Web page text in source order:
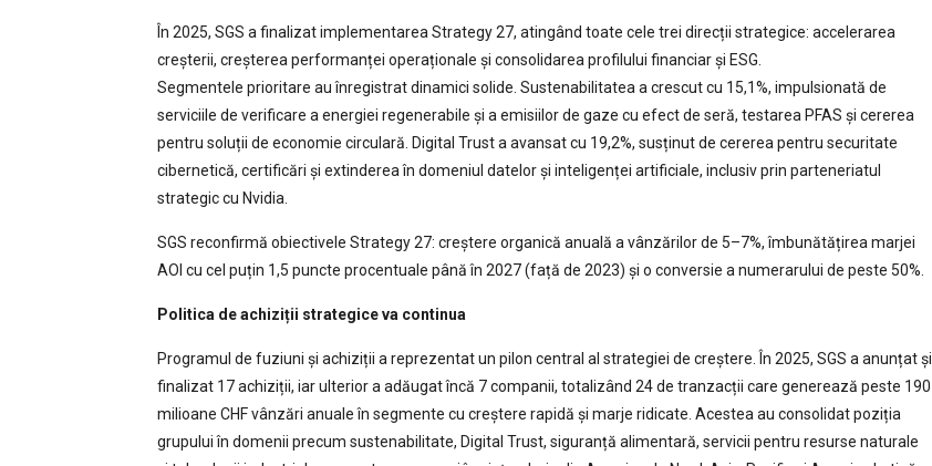
În 2025, SGS a finalizat implementarea Strategy 27, atingând toate cele trei direcții strategice: accelerarea
creșterii, creșterea performanței operaționale și consolidarea profilului financiar și ESG.
Segmentele prioritare au înregistrat dinamici solide. Sustenabilitatea a crescut cu 15,1%, impulsionată de
serviciile de verificare a energiei regenerabile și a emisiilor de gaze cu efect de seră, testarea PFAS și cererea
pentru soluții de economie circulară. Digital Trust a avansat cu 19,2%, susținut de cererea pentru securitate
cibernetică, certificări și extinderea în domeniul datelor și inteligenței artificiale, inclusiv prin parteneriatul
strategic cu Nvidia.
SGS reconfirmă obiectivele Strategy 27: creștere organică anuală a vânzărilor de 5–7%, îmbunătățirea marjei
AOI cu cel puțin 1,5 puncte procentuale până în 2027 (față de 2023) și o conversie a numerarului de peste 50%.
Politica de achiziții strategice va continua
Programul de fuziuni și achiziții a reprezentat un pilon central al strategiei de creștere. În 2025, SGS a anunțat și
finalizat 17 achiziții, iar ulterior a adăugat încă 7 companii, totalizând 24 de tranzacții care generează peste 190
milioane CHF vânzări anuale în segmente cu creștere rapidă și marje ridicate. Acestea au consolidat poziția
grupului în domenii precum sustenabilitate, Digital Trust, siguranță alimentară, servicii pentru resurse naturale